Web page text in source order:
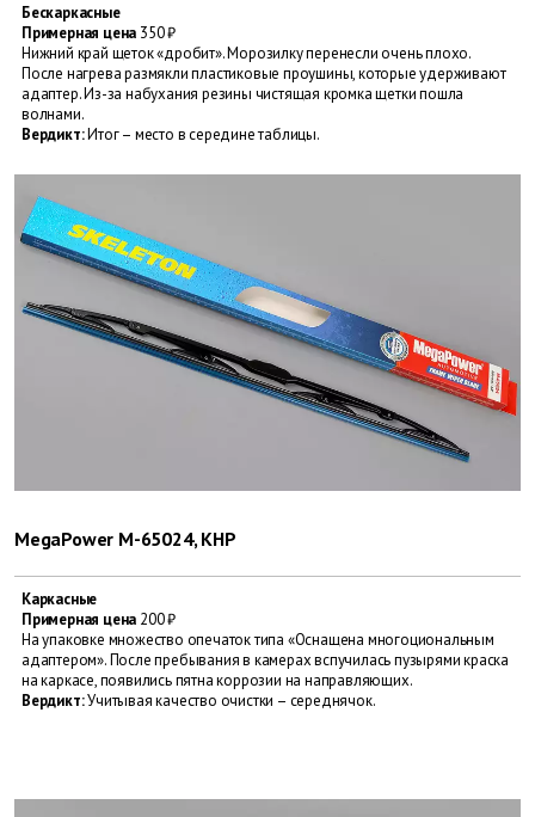
Бескаркасные
Примерная цена 350 ₽
Нижний край щеток «дробит». Морозилку перенесли очень плохо.
После нагрева размякли пластиковые проушины, которые удерживают
адаптер. Из-за набухания резины чистящая кромка щетки пошла
волнами.
Вердикт:Итог – место в середине таблицы.
MegaPower M-65024, КНР
Каркасные
Примерная цена 200 ₽
На упаковке множество опечаток типа «Оснащена многоциональным
адаптером». После пребывания в камерах вспучилась пузырями краска
на каркасе, появились пятна коррозии на направля­ющих.
Вердикт:Учитывая качество очистки – середнячок.